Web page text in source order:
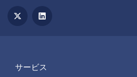
サービス